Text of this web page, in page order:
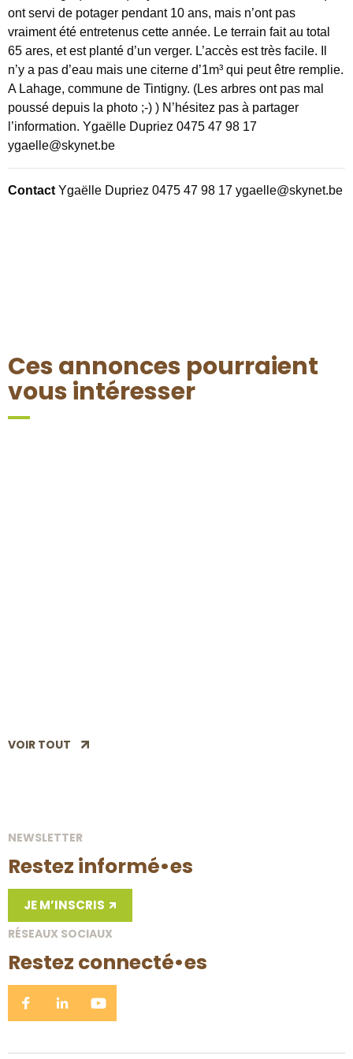
NOTRE HISTOIRE
NOS PARTENAIRES
NOTRE ÉQUIPE
PROPRIÉTAIRES PRIVÉS
IMPLIQUER VOTRE
ENTREPRISE
TERRE-EN-VUE DANS VOTRE
TESTAMENT
ont servi de potager pendant 10 ans, mais n’ont pas
vraiment été entretenus cette année. Le terrain fait au total
65 ares, et est planté d’un verger. L’accès est très facile. Il
n’y a pas d’eau mais une citerne d’1m³ qui peut être remplie.
A Lahage, commune de Tintigny. (Les arbres ont pas mal
poussé depuis la photo ;-) ) N’hésitez pas à partager
l’information. Ygaëlle Dupriez 0475 47 98 17
ygaelle@skynet.be
Contact Ygaëlle Dupriez 0475 47 98 17 ygaelle@skynet.be
Ces annonces pourraient
vous intéresser
BERTOGNE 23 JANVIER 26
VOIR TOUT
NEWSLETTER
Restez informé•es
JE M’INSCRIS
RÉSEAUX SOCIAUX
Restez connecté•es